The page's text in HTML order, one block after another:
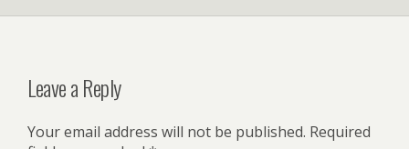
Leave a Reply
Your email address will not be published. Required